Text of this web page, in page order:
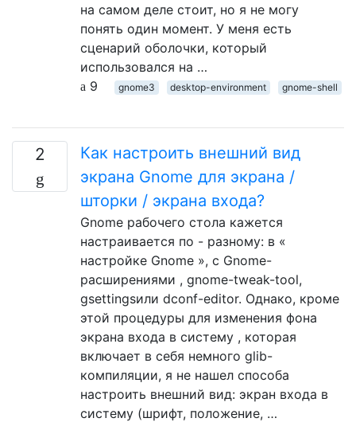
на самом деле стоит, но я не могу
понять один момент. У меня есть
сценарий оболочки, который
использовался на …
9
gnome3 desktop-environment gnome-shell
2
Как настроить внешний вид
экрана Gnome для экрана /
шторки / экрана входа?
Gnome рабочего стола кажется
настраивается по - разному: в «
настройке Gnome », с Gnome-
расширениями , gnome-tweak-tool,
gsettingsили dconf-editor. Однако, кроме
этой процедуры для изменения фона
экрана входа в систему , которая
включает в себя немного glib-
компиляции, я не нашел способа
настроить внешний вид: экран входа в
систему (шрифт, положение, …